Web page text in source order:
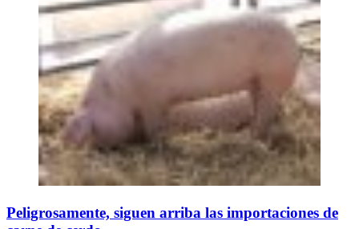
Peligrosamente, siguen arriba las importaciones de